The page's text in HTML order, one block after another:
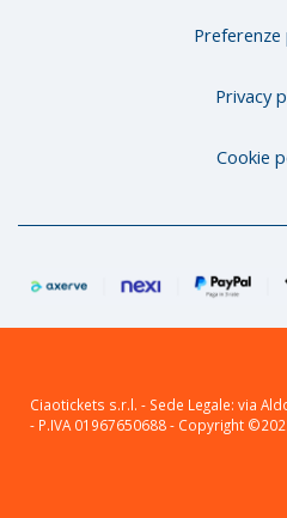
Preferenze
Privacy
Cookie
Ciaotickets s.r.l. - Sede Legale: via
- P.IVA 01967650688 - Copyright